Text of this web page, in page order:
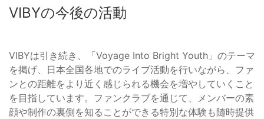
VIBYの今後の活動
VIBYは引き続き、「Voyage Into Bright Youth」のテーマ
を掲げ、日本全国各地でのライブ活動を行いながら、ファ
ンとの距離をより近く感じられる機会を増やしていくこと
を目指しています。ファンクラブを通じて、メンバーの素
顔や制作の裏側を知ることができる特別な体験も随時提供